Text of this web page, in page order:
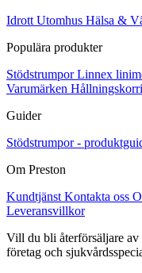
Idrott Utomhus Hälsa &
Populära produkter
StödstrumporLinnex
Varumärken
Guider
Stödstrumpor -
Om Preston
Kundtjänst Kontakta oss
Leveransvillkor
Vill du bli återförsäljare
företag och